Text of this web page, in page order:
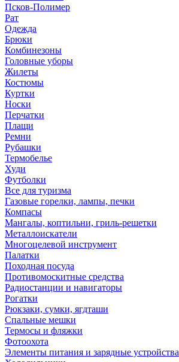
Псков-Полимер
Рат
Одежда
Брюки
Комбинезоны
Головные уборы
Жилеты
Костюмы
Куртки
Носки
Перчатки
Плащи
Ремни
Рубашки
Термобелье
Худи
Футболки
Все для туризма
Газовые горелки, лампы, печки
Компасы
Мангалы, коптильни, гриль-решетки
Металлоискатели
Многоцелевой инструмент
Палатки
Походная посуда
Противомоскитные средства
Радиостанции и навигаторы
Рогатки
Рюкзаки, сумки, ягдташи
Спальные мешки
Термосы и фляжки
Фотоохота
Элементы питания и зарядные устройства